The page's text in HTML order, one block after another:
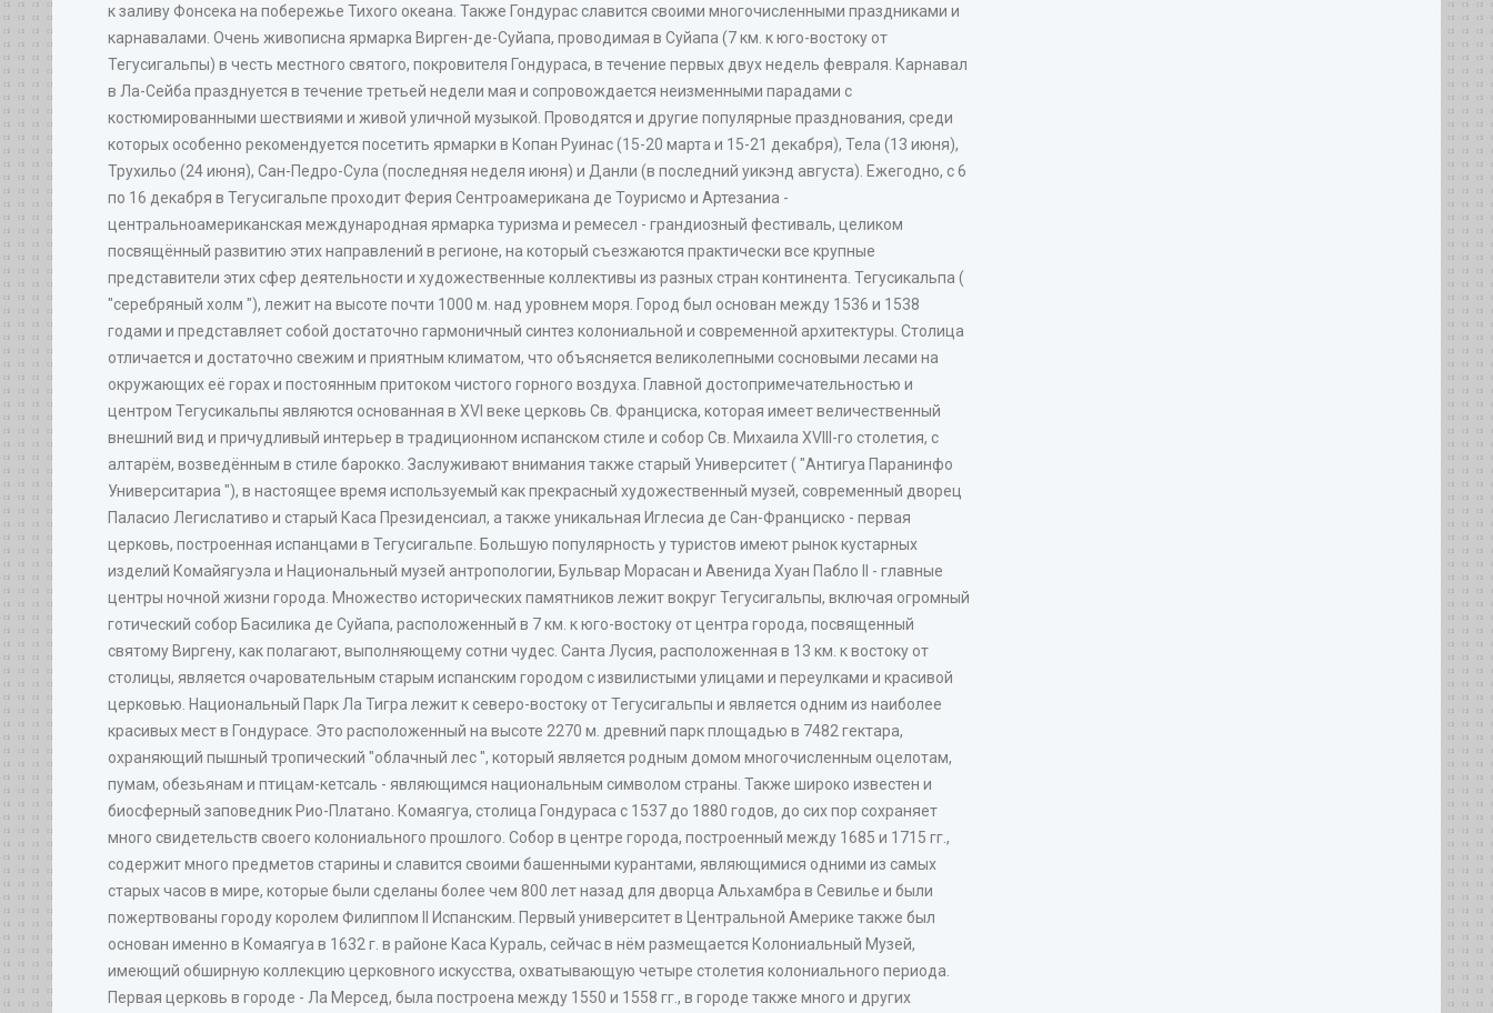
к заливу Фонсека на побережье Тихого океана. Также Гондурас славится своими многочисленными праздниками и
карнавалами. Очень живописна ярмарка Вирген-де-Суйапа, проводимая в Суйапа (7 км. к юго-востоку от
Тегусигальпы) в честь местного святого, покровителя Гондураса, в течение первых двух недель февраля. Карнавал
в Ла-Сейба празднуется в течение третьей недели мая и сопровождается неизменными парадами с
костюмированными шествиями и живой уличной музыкой. Проводятся и другие популярные празднования, среди
которых особенно рекомендуется посетить ярмарки в Копан Руинас (15-20 марта и 15-21 декабря), Тела (13 июня),
Трухильо (24 июня), Сан-Педро-Сула (последняя неделя июня) и Данли (в последний уикэнд августа). Ежегодно, с 6
по 16 декабря в Тегусигальпе проходит Ферия Сентроамерикана де Тоурисмо и Артезаниа -
центральноамериканская международная ярмарка туризма и ремесел - грандиозный фестиваль, целиком
посвящённый развитию этих направлений в регионе, на который съезжаются практически все крупные
представители этих сфер деятельности и художественные коллективы из разных стран континента. Тегусикальпа (
"серебряный холм "), лежит на высоте почти 1000 м. над уровнем моря. Город был основан между 1536 и 1538
годами и представляет собой достаточно гармоничный синтез колониальной и современной архитектуры. Столица
отличается и достаточно свежим и приятным климатом, что объясняется великолепными сосновыми лесами на
окружающих её горах и постоянным притоком чистого горного воздуха. Главной достопримечательностью и
центром Тегусикальпы являются основанная в XVI веке церковь Св. Франциска, которая имеет величественный
внешний вид и причудливый интерьер в традиционном испанском стиле и собор Св. Михаила XVIII-го столетия, с
алтарём, возведённым в стиле барокко. Заслуживают внимания также старый Университет ( "Антигуа Паранинфо
Университариа "), в настоящее время используемый как прекрасный художественный музей, современный дворец
Паласио Легислативо и старый Каса Президенсиал, а также уникальная Иглесиа де Сан-Франциско - первая
церковь, построенная испанцами в Тегусигальпе. Большую популярность у туристов имеют рынок кустарных
изделий Комайягуэла и Национальный музей антропологии, Бульвар Морасан и Авенида Хуан Пабло II - главные
центры ночной жизни города. Множество исторических памятников лежит вокруг Тегусигальпы, включая огромный
готический собор Басилика де Суйапа, расположенный в 7 км. к юго-востоку от центра города, посвященный
святому Виргену, как полагают, выполняющему сотни чудес. Санта Лусия, расположенная в 13 км. к востоку от
столицы, является очаровательным старым испанским городом с извилистыми улицами и переулками и красивой
церковью. Национальный Парк Ла Тигра лежит к северо-востоку от Тегусигальпы и является одним из наиболее
красивых мест в Гондурасе. Это расположенный на высоте 2270 м. древний парк площадью в 7482 гектара,
охраняющий пышный тропический "облачный лес ", который является родным домом многочисленным оцелотам,
пумам, обезьянам и птицам-кетсаль - являющимся национальным символом страны. Также широко известен и
биосферный заповедник Рио-Платано. Комаягуа, столица Гондураса с 1537 до 1880 годов, до сих пор сохраняет
много свидетельств своего колониального прошлого. Собор в центре города, построенный между 1685 и 1715 гг.,
содержит много предметов старины и славится своими башенными курантами, являющимися одними из самых
старых часов в мире, которые были сделаны более чем 800 лет назад для дворца Альхамбра в Севилье и были
пожертвованы городу королем Филиппом II Испанским. Первый университет в Центральной Америке также был
основан именно в Комаягуа в 1632 г. в районе Каса Кураль, сейчас в нём размещается Колониальный Музей,
имеющий обширную коллекцию церковного искусства, охватывающую четыре столетия колониального периода.
Первая церковь в городе - Ла Мерсед, была построена между 1550 и 1558 гг., в городе также много и других